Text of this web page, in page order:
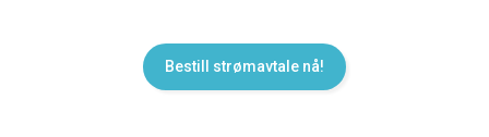
Bestill strømavtale nå!